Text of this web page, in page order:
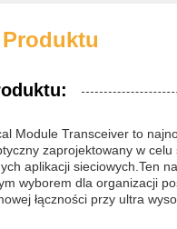
Module Transceiver to
zaprojektowany w celu
aplikacji sieciowych.Ten
wyborem dla organizacji
łączności przy ultra